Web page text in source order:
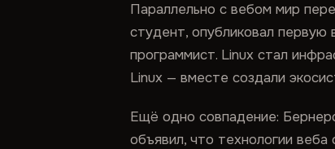
Параллельно с вебом мир
студент, опубликовал первую
программист. Linux стал
Linux — вместе создали
Ещё одно совпадение:
объявил, что технологии